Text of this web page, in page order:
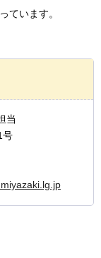
ています。
当
号